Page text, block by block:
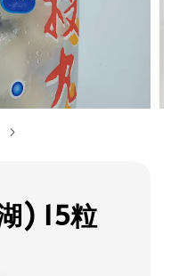
) 15粒